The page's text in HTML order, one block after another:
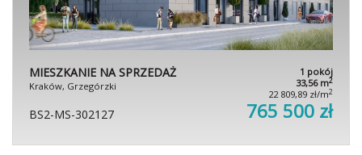
MIESZKANIE NA SPRZEDAŻ
Kraków, Grzegórzki
1 pokój
33,56 m2
22 809,89 zł/m2
BS2-MS-302127 765 500 zł